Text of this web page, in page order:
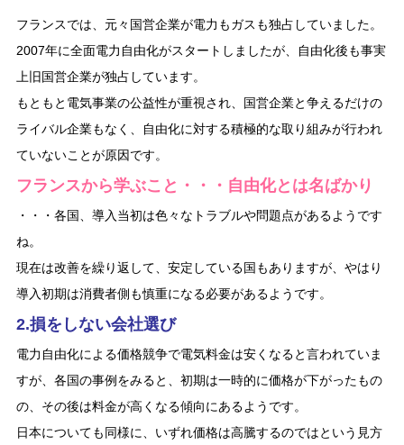
フランスでは、元々国営企業が電力もガスも独占していました。
2007年に全面電力自由化がスタートしましたが、自由化後も事実
上旧国営企業が独占しています。
もともと電気事業の公益性が重視され、国営企業と争えるだけの
ライバル企業もなく、自由化に対する積極的な取り組みが行われ
ていないことが原因です。
フランスから学ぶこと・・・自由化とは名ばかり
・・・各国、導入当初は色々なトラブルや問題点があるようです
ね。
現在は改善を繰り返して、安定している国もありますが、やはり
導入初期は消費者側も慎重になる必要があるようです。
2.損をしない会社選び
電力自由化による価格競争で電気料金は安くなると言われていま
すが、各国の事例をみると、初期は一時的に価格が下がったもの
の、その後は料金が高くなる傾向にあるようです。
日本についても同様に、いずれ価格は高騰するのではという見方